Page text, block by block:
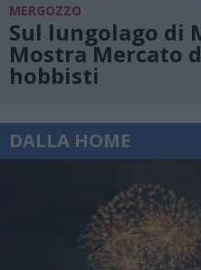
MERGOZZO
Sul lungolago di
Mostra Mercato
hobbisti
DALLA HOME